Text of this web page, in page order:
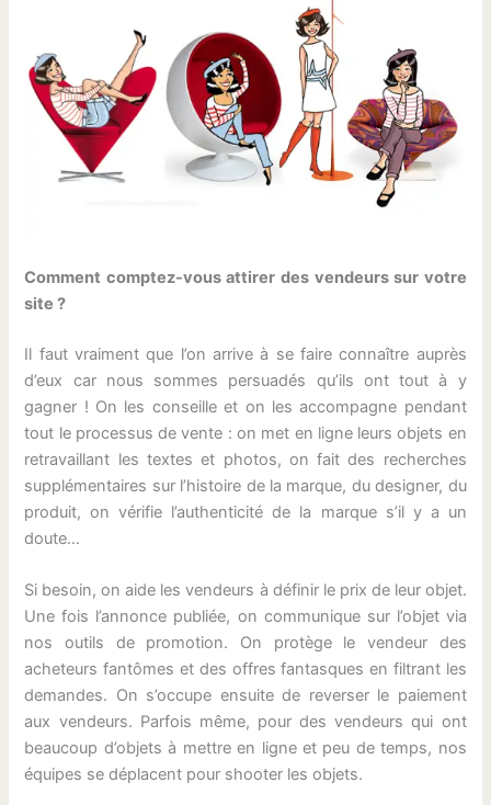
Comment comptez-vous attirer des vendeurs sur votre
site ?
Il faut vraiment que l’on arrive à se faire connaître auprès
d’eux car nous sommes persuadés qu’ils ont tout à y
gagner ! On les conseille et on les accompagne pendant
tout le processus de vente : on met en ligne leurs objets en
retravaillant les textes et photos, on fait des recherches
supplémentaires sur l’histoire de la marque, du designer, du
produit, on vérifie l’authenticité de la marque s’il y a un
doute…
Si besoin, on aide les vendeurs à définir le prix de leur objet.
Une fois l’annonce publiée, on communique sur l’objet via
nos outils de promotion. On protège le vendeur des
acheteurs fantômes et des offres fantasques en filtrant les
demandes. On s’occupe ensuite de reverser le paiement
aux vendeurs. Parfois même, pour des vendeurs qui ont
beaucoup d’objets à mettre en ligne et peu de temps, nos
équipes se déplacent pour shooter les objets.